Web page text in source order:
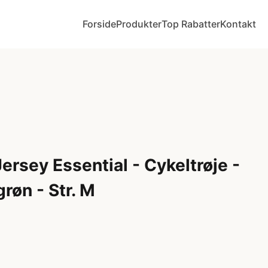
ForsideProdukterTop RabatterKontakt
Essential - Cykeltrøje -
- Str. M